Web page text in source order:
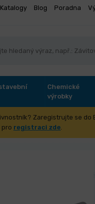
Katalogy Blog Poradna
Chemické
výrobky
Zaregistrujte se do
pro registraci zde.
4341